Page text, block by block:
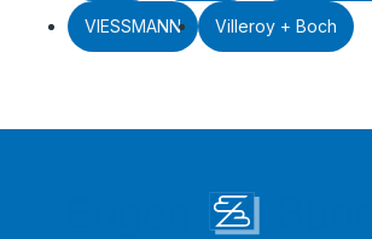
VIESSMANN Villeroy + Boch